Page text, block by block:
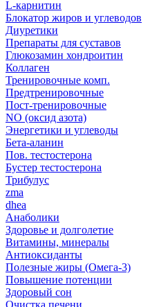
L-карнитин
Блокатор жиров и углеводов
Диуретики
Препараты для суставов
Глюкозамин хондроитин
Коллаген
Тренировочные комп.
Предтренировочные
Пост-тренировочные
NO (оксид азота)
Энергетики и углеводы
Бета-аланин
Пов. тестостерона
Бустер тестостерона
Трибулус
zma
dhea
Анаболики
Здоровье и долголетие
Витамины, минералы
Антиоксиданты
Полезные жиры (Омега-3)
Повышение потенции
Здоровый сон
Очистка печени